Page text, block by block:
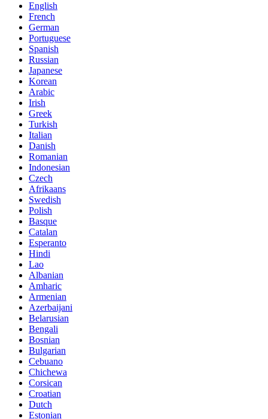
English
French
German
Portuguese
Spanish
Russian
Japanese
Korean
Arabic
Irish
Greek
Turkish
Italian
Danish
Romanian
Indonesian
Czech
Afrikaans
Swedish
Polish
Basque
Catalan
Esperanto
Hindi
Lao
Albanian
Amharic
Armenian
Azerbaijani
Belarusian
Bengali
Bosnian
Bulgarian
Cebuano
Chichewa
Corsican
Croatian
Dutch
Estonian